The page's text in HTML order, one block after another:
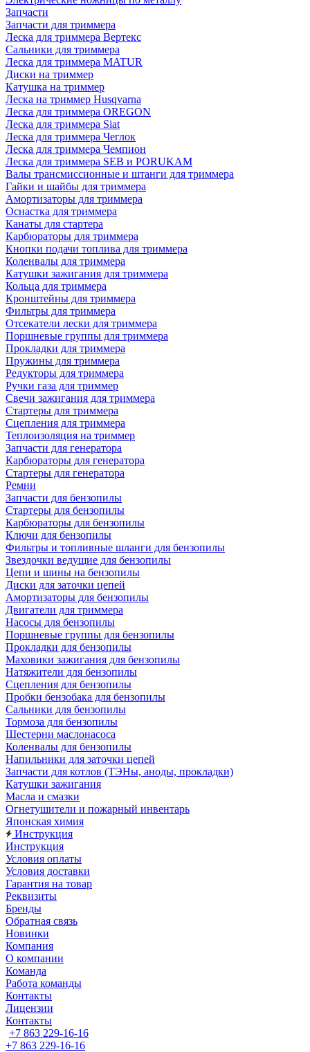
Запчасти
Запчасти для триммера
Леска для триммера Вертекс
Сальники для триммера
Леска для триммера MATUR
Диски на триммер
Катушка на триммер
Леска на триммер Husqvarna
Леска для триммера OREGON
Леска для триммера Siat
Леска для триммера Чеглок
Леска для триммера Чемпион
Леска для триммера SEB и PORUKAM
Валы трансмиссионные и штанги для триммера
Гайки и шайбы для триммера
Амортизаторы для триммера
Оснастка для триммера
Канаты для стартера
Карбюраторы для триммера
Кнопки подачи топлива для триммера
Коленвалы для триммера
Катушки зажигания для триммера
Кольца для триммера
Кронштейны для триммера
Фильтры для триммера
Отсекатели лески для триммера
Поршневые группы для триммера
Прокладки для триммера
Пружины для триммера
Редукторы для триммера
Ручки газа для триммер
Свечи зажигания для триммера
Стартеры для триммера
Сцепления для триммера
Теплоизоляция на триммер
Запчасти для генератора
Карбюраторы для генератора
Стартеры для генератора
Ремни
Запчасти для бензопилы
Стартеры для бензопилы
Карбюраторы для бензопилы
Ключи для бензопилы
Фильтры и топливные шланги для бензопилы
Звездочки ведущие для бензопилы
Цепи и шины на бензопилы
Диски для заточки цепей
Амортизаторы для бензопилы
Двигатели для триммера
Насосы для бензопилы
Поршневые группы для бензопилы
Прокладки для бензопилы
Маховики зажигания для бензопилы
Натяжители для бензопилы
Сцепления для бензопилы
Пробки бензобака для бензопилы
Сальники для бензопилы
Тормоза для бензопилы
Шестерни маслонасоса
Коленвалы для бензопилы
Напильники для заточки цепей
Запчасти для котлов (ТЭНы, аноды, прокладки)
Катушки зажигания
Масла и смазки
Огнетушители и пожарный инвентарь
Японская химия
Инструкция
Инструкция
Условия оплаты
Условия доставки
Гарантия на товар
Реквизиты
Бренды
Обратная связь
Новинки
Компания
О компании
Команда
Работа команды
Контакты
Лицензии
Контакты
+7 863 229-16-16
+7 863 229-16-16